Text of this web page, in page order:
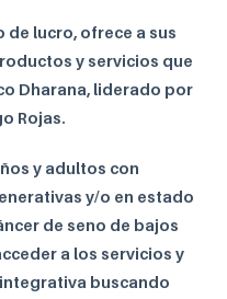
de lucro, ofrece a sus
y servicios que
Dharana, liderado por
Rojas.
y adultos con
y/o en estado
de seno de bajos
a los servicios y
buscando